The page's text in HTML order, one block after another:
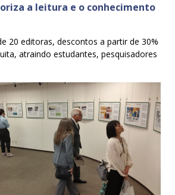
a leitura e o conhecimento
20 editoras, descontos a partir de 30%
atraindo estudantes, pesquisadores